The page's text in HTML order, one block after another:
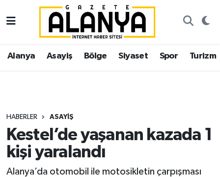
Alanya Asayiş Bölge Siyaset Spor Turizm
HABERLER ASAYIŞ
Kestel’de yaşanan kazada 1
kişi yaralandı
Alanya’da otomobil ile motosikletin çarpışması
Alanya
Asayiş
Siyaset
Spor
Turizm
İstanbul Nöbetçi Eczaneler
İstanbul Hava Durumu
Süper Lig Puan Durumu ve Fikstür
Tüm Manşetler
Son Dakika Haberleri